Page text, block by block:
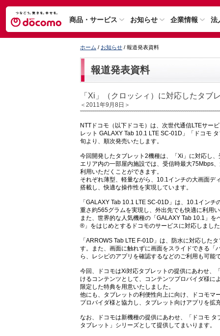
商品・サービス お知らせ 企業情報 法
ホーム / お知らせ / 報道発表資料
報道発表資料
「Xi」（クロッシィ）に対応したタブ
＜2011年9月8日＞
NTTドコモ（以下ドコモ）は、次世代通信LTEサー
レット GALAXY Tab 10.1 LTE SC-01D」「ドコモ
旬より、順次発売いたします。
今回開発したタブレット2機種は、「Xi」に対応し
エリア内の一部屋内施設では、受信時最大75Mbps
利用いただくことができます。
それぞれ薄型、軽量ながら、10.1インチの大画面デ
搭載し、快適な操作性を実現しています。
「GALAXY Tab 10.1 LTE SC-01D」は、10.1イン
重さ約565グラムを実現し、外出先でも快適に利用
また、世界的な人気機種の「GALAXY Tab 10.1」
®」をはじめとするドコモのサービスに対応しまし
「ARROWS Tab LTE F-01D」は、防水に対応した
す。また、画面に触れずに画面をスライドできる「
ら、レシピのアプリを確認するなどのご利用も可能
今回、ドコモはXi対応タブレットの提供にあわせ、
けるコンテンツとして、コンテンツプロバイダ様
限定した特典を用意いたしました。
他にも、タブレットの利便性向上に向け、ドコモマ
プロバイダ様と協力し、タブレット向けアプリを拡
なお、ドコモは新機種の提供にあわせ、「ドコモ
タブレット」シリーズとして提供してまいります。